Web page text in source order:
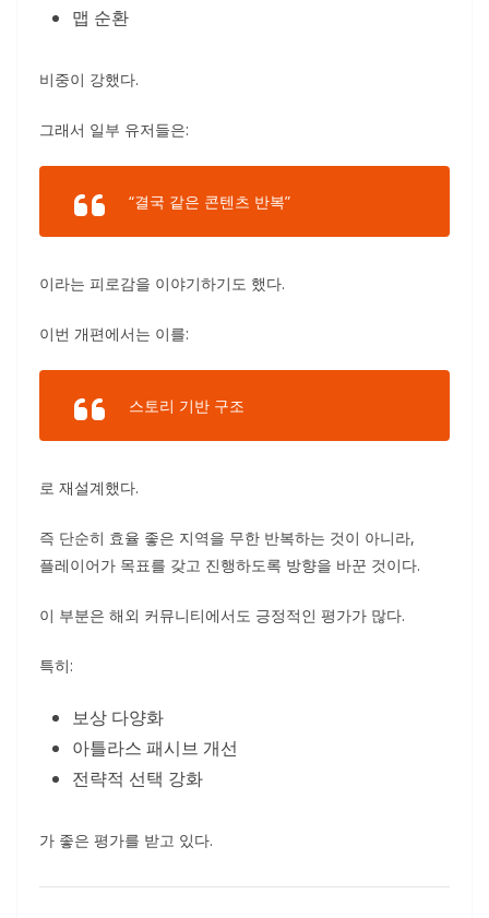
맵 순환
비중이 강했다.
그래서 일부 유저들은:
“결국 같은 콘텐츠 반복”
이라는 피로감을 이야기하기도 했다.
이번 개편에서는 이를:
스토리 기반 구조
로 재설계했다.
즉 단순히 효율 좋은 지역을 무한 반복하는 것이 아니라,
플레이어가 목표를 갖고 진행하도록 방향을 바꾼 것이다.
이 부분은 해외 커뮤니티에서도 긍정적인 평가가 많다.
특히:
보상 다양화
아틀라스 패시브 개선
전략적 선택 강화
가 좋은 평가를 받고 있다.